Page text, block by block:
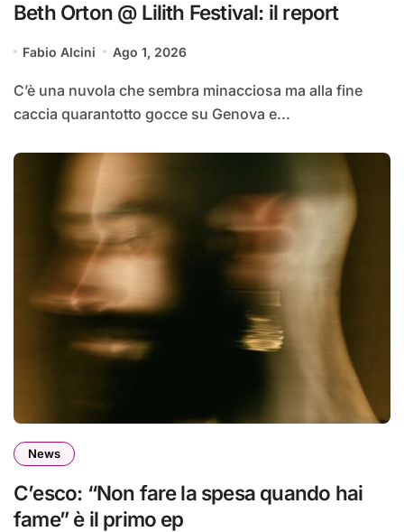
Beth Orton @ Lilith Festival: il report
Fabio Alcini Ago 1, 2026
C’è una nuvola che sembra minacciosa ma alla fine
caccia quarantotto gocce su Genova e...
News
C’esco: “Non fare la spesa quando hai
fame” è il primo ep